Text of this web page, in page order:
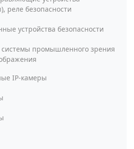
реле безопасности
устройства безопасности
системы промышленного зрения
IP-камеры